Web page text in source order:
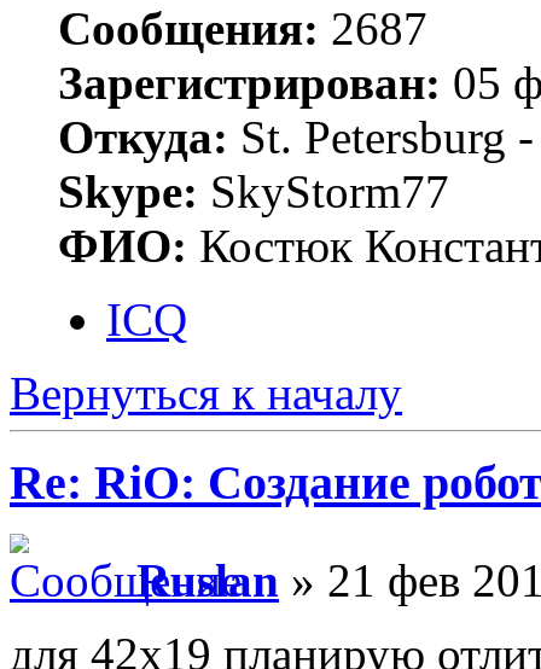
Сообщения: 2687
Зарегистрирован: 05
Откуда: St. Petersburg
Skype: SkyStorm77
ФИО: Костюк
ICQ
Вернуться к началу
Re: RiO: Создание
Ruslan » 21 фев
для 42x19 планирую